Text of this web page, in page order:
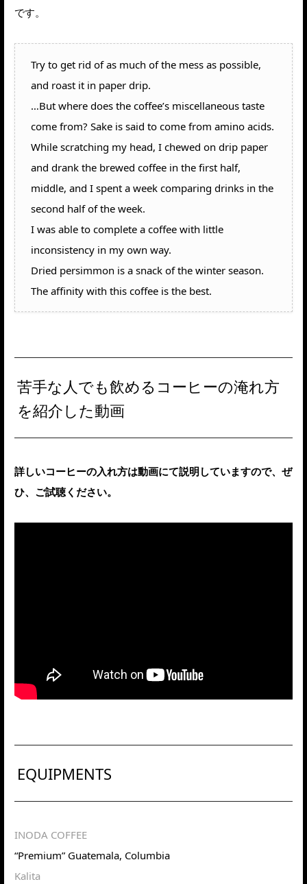
です。
Try to get rid of as much of the mess as possible,
and roast it in paper drip.
…But where does the coffee’s miscellaneous taste
come from? Sake is said to come from amino acids.
While scratching my head, I chewed on drip paper
and drank the brewed coffee in the first half,
middle, and I spent a week comparing drinks in the
second half of the week.
I was able to complete a coffee with little
inconsistency in my own way.
Dried persimmon is a snack of the winter season.
The affinity with this coffee is the best.
苦手な人でも飲めるコーヒーの淹れ方
を紹介した動画
詳しいコーヒーの入れ方は動画にて説明していますので、ぜ
ひ、ご試聴ください。
EQUIPMENTS
INODA COFFEE
“Premium” Guatemala, Columbia
Kalita